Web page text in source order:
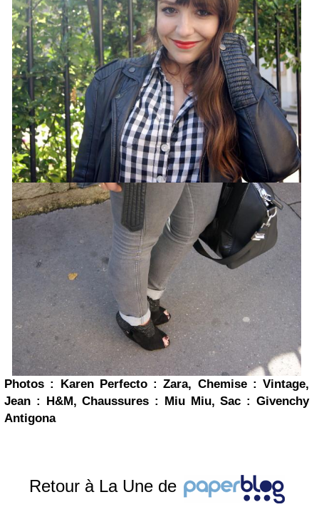
Photos : Karen Perfecto : Zara, Chemise : Vintage,
Jean : H&M, Chaussures : Miu Miu, Sac : Givenchy
Antigona
Retour à La Une de